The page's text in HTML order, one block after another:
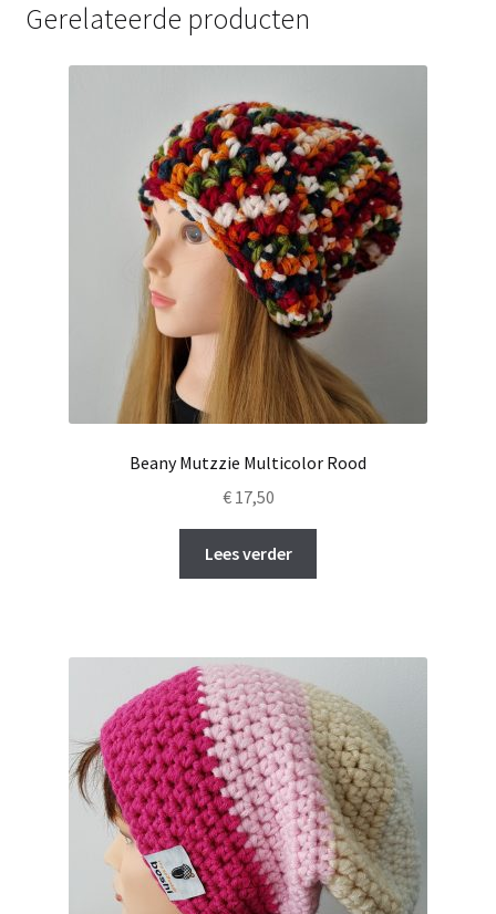
Gerelateerde producten
Beany Mutzzie Multicolor Rood
€17,50
Lees verder